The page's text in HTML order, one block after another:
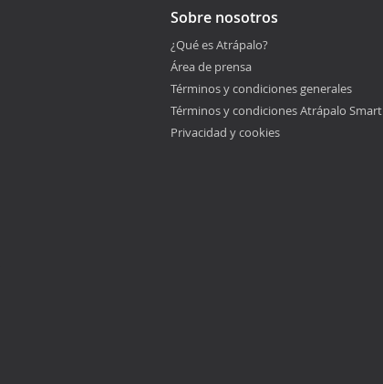
Sobre nosotros
¿Qué es Atrápalo?
Área de prensa
Términos y condiciones generales
Términos y condiciones Atrápalo Smart
Privacidad y cookies